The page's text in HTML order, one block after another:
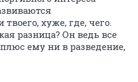
хуже, где, чего.
разница? Он ведь все
ему ни в разведение,